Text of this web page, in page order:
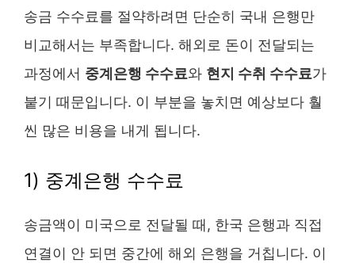
송금 수수료를 절약하려면 단순히 국내 은행만
비교해서는 부족합니다. 해외로 돈이 전달되는
과정에서 중계은행 수수료와 현지 수취 수수료가
붙기 때문입니다. 이 부분을 놓치면 예상보다 훨
씬 많은 비용을 내게 됩니다.
1) 중계은행 수수료
송금액이 미국으로 전달될 때, 한국 은행과 직접
연결이 안 되면 중간에 해외 은행을 거칩니다. 이